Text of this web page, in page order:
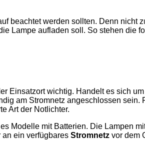
beachtet werden sollten. Denn nicht
Lampe aufladen soll. So stehen die
Einsatzort wichtig. Handelt es sich
am Stromnetz angeschlossen
Art der Notlichter.
Modelle mit Batterien. Die Lampen
an ein verfügbares Stromnetz vor dem